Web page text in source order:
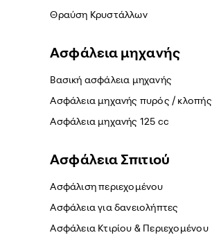
Θραύση Κρυστάλλων
Ασφάλεια μηχανής
Βασική ασφάλεια μηχανής
Ασφάλεια μηχανής πυρός / κλοπής
Ασφάλεια μηχανής 125 cc
Ασφάλεια Σπιτιού
Ασφάλιση περιεχομένου
Ασφάλεια για δανειολήπτες
Ασφάλεια Κτιρίου & Περιεχομένου